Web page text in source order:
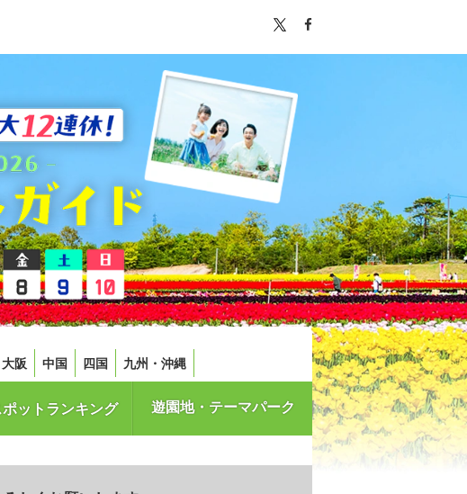
大阪 中国 四国 九州・沖縄
ットランキング 遊園地・テーマパーク